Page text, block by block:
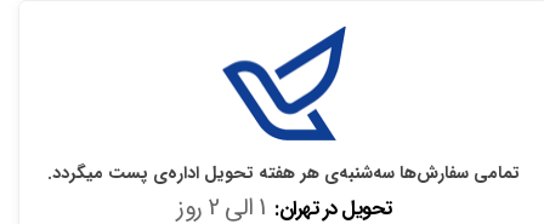
تمامی سفارش‌ها سه‌شنبه‌ی هر هفته تحویل اداره‌ی پست میگردد.
تحویل در تهران: